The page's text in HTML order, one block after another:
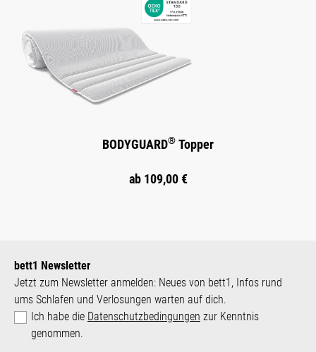
BODYGUARD® Topper
ab109,00 €
bett1 Newsletter
Jetzt zum Newsletter anmelden: Neues von bett1, Infos rund
ums Schlafen und Verlosungen warten auf dich.
Ich habe die Datenschutzbedingungen zur Kenntnis
genommen.